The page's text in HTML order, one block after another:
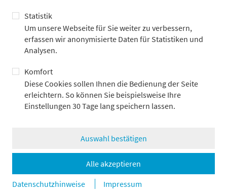
Statistik
Um unsere Webseite für Sie weiter zu verbessern,
erfassen wir anonymisierte Daten für Statistiken und
Analysen.
Komfort
Diese Cookies sollen Ihnen die Bedienung der Seite
erleichtern. So können Sie beispielsweise Ihre
Einstellungen 30 Tage lang speichern lassen.
Auswahl bestätigen
Alle akzeptieren
Datenschutzhinweise
Impressum
Ihr Eigen-Profil
Sie haben ein abgeschlossenes Hochschulstudium der
Wirtschaftswissenschaften, Wirtschaftsinformatik oder
einer vergleichbaren Fachrichtung und verfügen über
idealerweise haben Sie dabei bereits als Business Analyst
oder in den Bereichen BI, Reporting oder Data Analytics
Sie verfügen über fundierte Kenntnisse in der
Datenmodellierung, im Umgang mit Datenbanken